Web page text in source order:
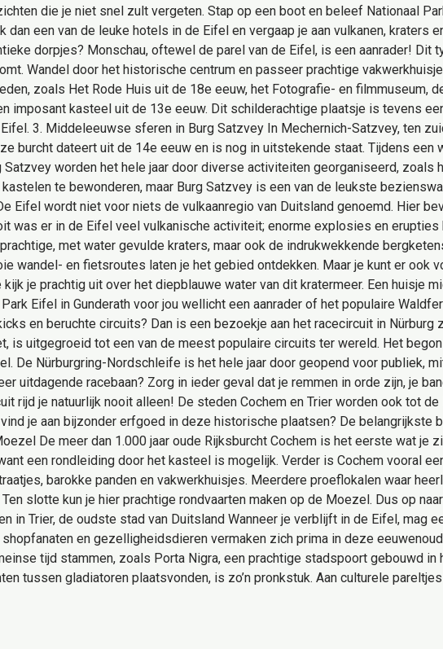
die je niet snel zult vergeten. Stap op een boot en beleef Nationaal
een van de leuke hotels in de Eifel en vergaap je aan vulkanen, kraters
dorpjes? Monschau, oftewel de parel van de Eifel, is een aanrader! Dit
Wandel door het historische centrum en passeer prachtige
zoals Het Rode Huis uit de 18e eeuw, het Fotografie- en filmmuseum,
imposant kasteel uit de 13e eeuw. Dit schilderachtige plaatsje is tevens
3. Middeleeuwse sferen in Burg Satzvey In Mechernich-Satzvey, ten
burcht dateert uit de 14e eeuw en is nog in uitstekende staat. Tijdens een
worden het hele jaar door diverse activiteiten georganiseerd, zoals
te bewonderen, maar Burg Satzvey is een van de leukste
Eifel wordt niet voor niets de vulkaanregio van Duitsland genoemd. Hier
was er in de Eifel veel vulkanische activiteit; enorme explosies en
met water gevulde kraters, maar ook de indrukwekkende
wandel- en fietsroutes laten je het gebied ontdekken. Maar je kunt er ook
je prachtig uit over het diepblauwe water van dit kratermeer. Een huisje
Eifel in Gunderath voor jou wellicht een aanrader of het populaire
en beruchte circuits? Dan is een bezoekje aan het racecircuit in Nürburg
is uitgegroeid tot een van de meest populaire circuits ter wereld. Het
De Nürburgring-Nordschleife is het hele jaar door geopend voor publiek,
uitdagende racebaan? Zorg in ieder geval dat je remmen in orde zijn, je
rijd je natuurlijk nooit alleen! De steden Cochem en Trier worden ook tot
je aan bijzonder erfgoed in deze historische plaatsen? De belangrijkste
De meer dan 1.000 jaar oude Rijksburcht Cochem is het eerste wat je
een rondleiding door het kasteel is mogelijk. Verder is Cochem vooral
barokke panden en vakwerkhuisjes. Meerdere proeflokalen waar
slotte kun je hier prachtige rondvaarten maken op de Moezel. Dus op
in Trier, de oudste stad van Duitsland Wanneer je verblijft in de Eifel, mag
en gezelligheidsdieren vermaken zich prima in deze
tijd stammen, zoals Porta Nigra, een prachtige stadspoort gebouwd in
tussen gladiatoren plaatsvonden, is zo’n pronkstuk. Aan culturele